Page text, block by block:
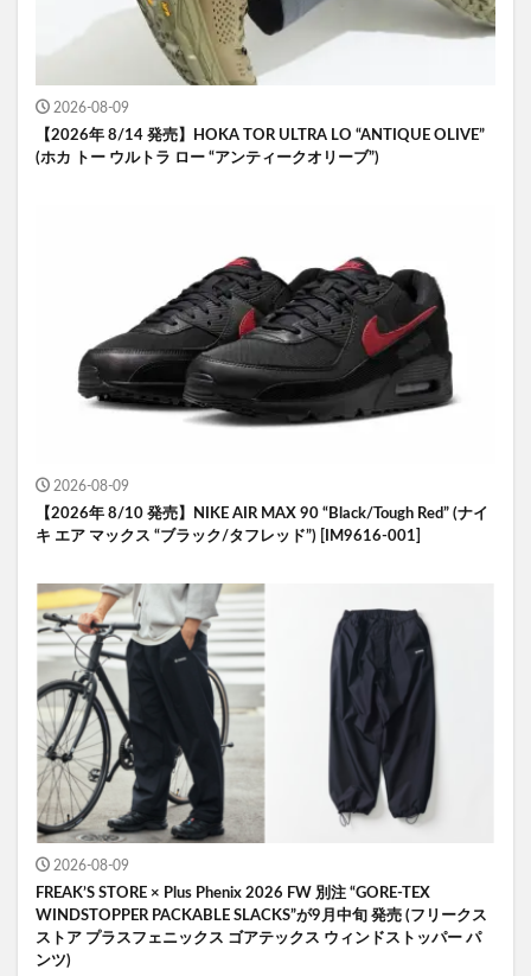
2026-08-09
【2026年 8/14 発売】HOKA TOR ULTRA LO “ANTIQUE OLIVE”
(ホカ トー ウルトラ ロー “アンティークオリーブ”)
2026-08-09
【2026年 8/10 発売】NIKE AIR MAX 90 “Black/Tough Red” (ナイ
キ エア マックス “ブラック/タフレッド”) [IM9616-001]
2026-08-09
FREAK’S STORE × Plus Phenix 2026 FW 別注 “GORE-TEX
WINDSTOPPER PACKABLE SLACKS”が9月中旬 発売 (フリークス
ストア プラスフェニックス ゴアテックス ウィンドストッパー パ
ンツ)